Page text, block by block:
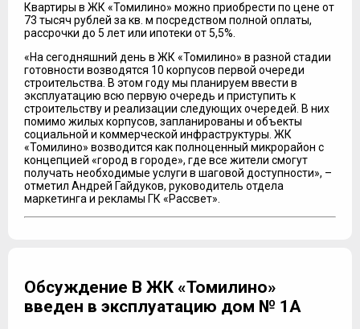
Квартиры в ЖК «Томилино» можно приобрести по цене от
73 тысяч рублей за кв. м посредством полной оплаты,
рассрочки до 5 лет или ипотеки от 5,5%.
«На сегодняшний день в ЖК «Томилино» в разной стадии
готовности возводятся 10 корпусов первой очереди
строительства. В этом году мы планируем ввести в
эксплуатацию всю первую очередь и приступить к
строительству и реализации следующих очередей. В них
помимо жилых корпусов, запланированы и объекты
социальной и коммерческой инфраструктуры. ЖК
«Томилино» возводится как полноценный микрорайон с
концепцией «город в городе», где все жители смогут
получать необходимые услуги в шаговой доступности», –
отметил Андрей Гайдуков, руководитель отдела
маркетинга и рекламы ГК «Рассвет».
Обсуждение В ЖК «Томилино»
введен в эксплуатацию дом № 1А